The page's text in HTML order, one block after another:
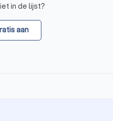
in de lijst?
aan